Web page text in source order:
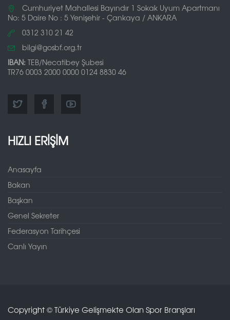
Cumhuriyet Mahallesi Bayındır 1 Sokak Uyum Apartmanı
No: 5 Daire No : 5 Yenişehir - Çankaya / ANKARA
0312 310 21 42
bilgi@gosbf.org.tr
IBAN: TEB/Necatibey Şubesi
TR76 0003 2000 0000 0124 8830 46
HIZLI ERİŞİM
Anasayfa
Bakan
Başkan
Genel Sekreter
Federasyon Tarihçesi
Canlı Yayın
Copyright © Türkiye Gelişmekte Olan Spor Branşları